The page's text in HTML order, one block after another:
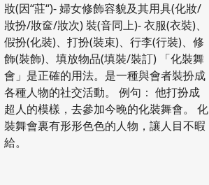
妝(因“莊“)- 婦女修飾容貌及其用具(化妝/
妝扮/妝奩/妝次) 裝(音同上)- 衣服(衣裝)、
假扮(化裝)、打扮(裝束)、行李(行裝)、修
飾(裝飾)、填放物品(填裝/裝訂) 「化裝舞
會」是正確的用法。是一種與會者裝扮成
各種人物的社交活動。 例句： 他打扮成
超人的模樣，去參加今晚的化裝舞會。 化
裝舞會裏有形形色色的人物，讓人目不暇
給。